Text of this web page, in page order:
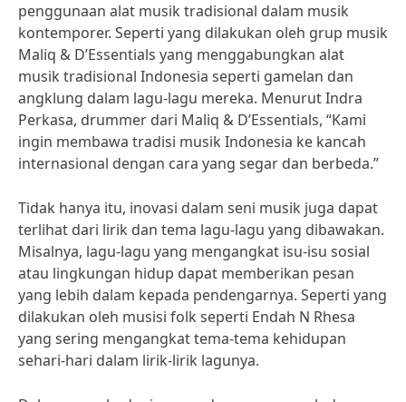
penggunaan alat musik tradisional dalam musik
kontemporer. Seperti yang dilakukan oleh grup musik
Maliq & D’Essentials yang menggabungkan alat
musik tradisional Indonesia seperti gamelan dan
angklung dalam lagu-lagu mereka. Menurut Indra
Perkasa, drummer dari Maliq & D’Essentials, “Kami
ingin membawa tradisi musik Indonesia ke kancah
internasional dengan cara yang segar dan berbeda.”
Tidak hanya itu, inovasi dalam seni musik juga dapat
terlihat dari lirik dan tema lagu-lagu yang dibawakan.
Misalnya, lagu-lagu yang mengangkat isu-isu sosial
atau lingkungan hidup dapat memberikan pesan
yang lebih dalam kepada pendengarnya. Seperti yang
dilakukan oleh musisi folk seperti Endah N Rhesa
yang sering mengangkat tema-tema kehidupan
sehari-hari dalam lirik-lirik lagunya.